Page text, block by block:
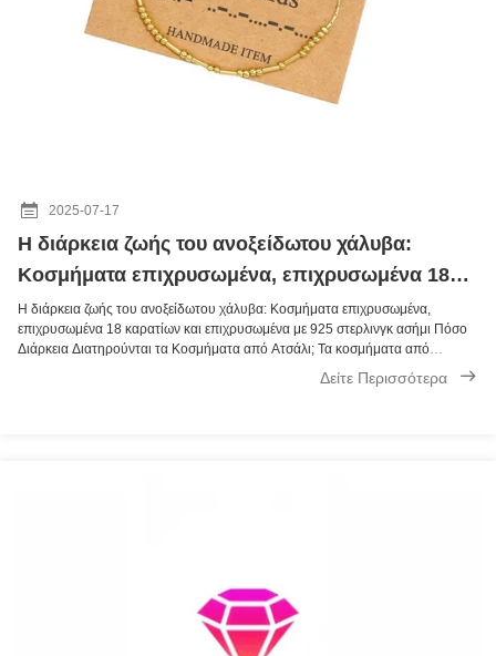
2025-07-17
Η διάρκεια ζωής του ανοξείδωτου χάλυβα:
Κοσμήματα επιχρυσωμένα, επιχρυσωμένα 18
καρατίων και επιχρυσωμένα με 925 στερλινγκ
ασήμι
Η διάρκεια ζωής του ανοξείδωτου χάλυβα: Κοσμήματα επιχρυσωμένα,
επιχρυσωμένα 18 καρατίων και επιχρυσωμένα με 925 στερλινγκ ασήμι Πόσο
Διάρκεια Διατηρούνται τα Κοσμήματα από Ατσάλι; Τα κοσμήματα από
ανοξείδωτο χάλυβα εκτιμούνται ιδιαίτερα για την αντοχή τους και την αντοχή
Δείτε Περισσότερα